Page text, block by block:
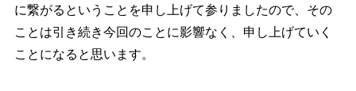
に繋がるということを申し上げて参りましたので、その
ことは引き続き今回のことに影響なく、申し上げていく
ことになると思います。